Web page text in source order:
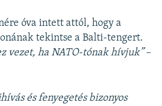
óva intett attól, hogy a
tekintse a Balti-tengert.
vezet, ha NATO-tónak hívjuk”–
és fenyegetés bizonyos